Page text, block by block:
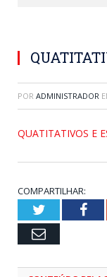
POR ADMINISTRADOR
QUATITATIVOS E
COMPARTILHAR:
Twitter
Email